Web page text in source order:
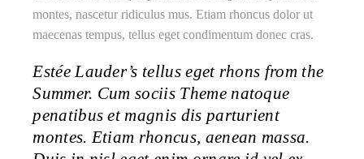
montes, nascetur ridiculus mus. Etiam rhoncus dolor ut
maecenas tempus, tellus eget condimentum donec cras.
Estée Lauder’s tellus eget rhons from the
Summer. Cum sociis Theme natoque
penatibus et magnis dis parturient
montes. Etiam rhoncus, aenean massa.